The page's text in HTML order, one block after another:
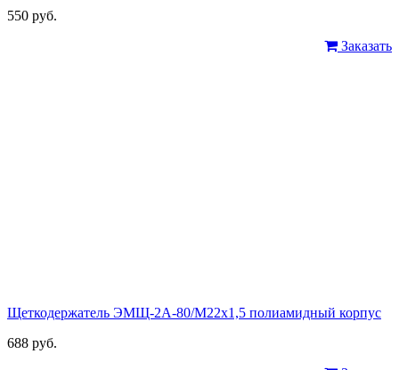
550 руб.
Заказать
Щеткодержатель ЭМЩ-2А-80/М22х1,5 полиамидный корпус
688 руб.